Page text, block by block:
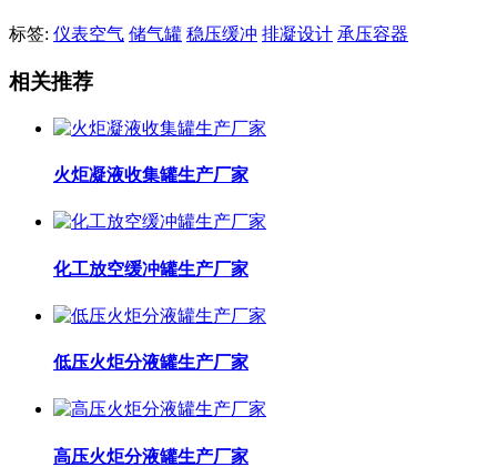
标签: 仪表空气 储气罐 稳压缓冲 排凝设计 承压容器
相关推荐
火炬凝液收集罐生产厂家
化工放空缓冲罐生产厂家
低压火炬分液罐生产厂家
高压火炬分液罐生产厂家